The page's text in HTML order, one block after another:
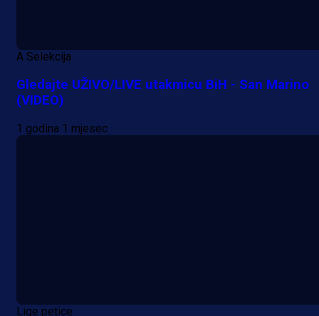
A Selekcija
Gledajte UŽIVO/LIVE utakmicu BiH - San Marino
(VIDEO)
1 godina 1 mjesec
Lige petice